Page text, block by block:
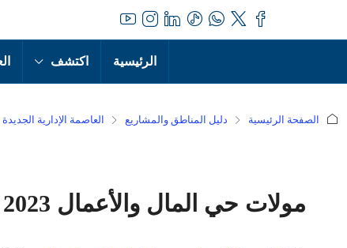
الرئيسية اكتشف
الصفحة الرئيسية دليل المناطق والمشاريع العاصمة الإدارية الجديدة
مولات حي المال والأعمال 2023